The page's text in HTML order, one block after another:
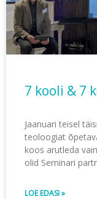
7 kooli & 7
Jaanuari teisel
teoloogiat
koos arutleda
olid Seminari
LOE EDASI »